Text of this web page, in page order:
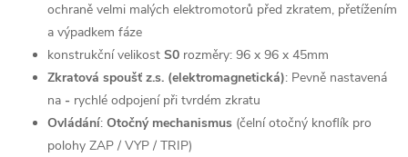
ochraně velmi malých elektromotorů před zkratem, přetížením
a výpadkem fáze
konstrukční velikost S0 rozměry: 96 x 96 x 45mm
Zkratová spoušť z.s. (elektromagnetická): Pevně nastavená
na - rychlé odpojení při tvrdém zkratu
Ovládání: Otočný mechanismus (čelní otočný knoflík pro
polohy ZAP / VYP / TRIP)